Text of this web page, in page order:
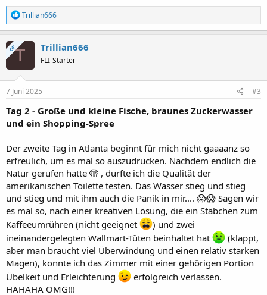
R
e
a
k
t
o
n
e
Trillian666
OPT Trillian666
FLI-Starter
7 Juni 2025 #3
Tag 2 - Große und kleine Fische, braunes Zuckerwasser
und ein Shopping-Spree
Der zweite Tag in Atlanta beginnt für mich nicht gaaaanz so
erfreulich, um es mal so auszudrücken. Nachdem endlich die
Natur gerufen hatte 🫣 , durfte ich die Qualität der
amerikanischen Toilette testen. Das Wasser stieg und stieg
und stieg und mit ihm auch die Panik in mir.... 😱😱 Sagen wir
es mal so, nach einer kreativen Lösung, die ein Stäbchen zum
Kaffeeumrühren (nicht geeignet
) und zwei
ineinandergelegten Wallmart-Tüten beinhaltet hat
(klappt,
aber man braucht viel Überwindung und einen relativ starken
Magen), konnte ich das Zimmer mit einer gehörigen Portion
Übelkeit und Erleichterung
erfolgreich verlassen.
HAHAHA OMG!!!